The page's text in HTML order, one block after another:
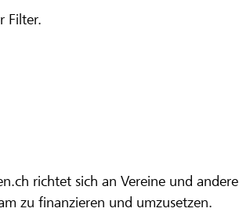
Filter.
richtet sich an Vereine und andere
zu finanzieren und umzusetzen.